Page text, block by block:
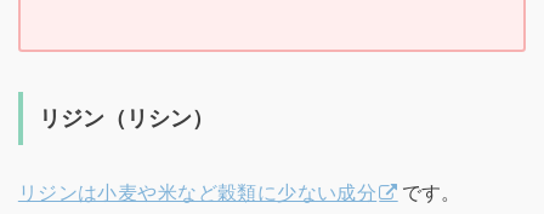
リジン（リシン）
リジンは小麦や米など穀類に少ない成分
です。